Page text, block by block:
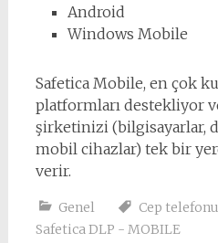
Android
Windows Mobile
Safetica Mobile, en çok
platformları destekliyor
şirketinizi (bilgisayarlar,
mobil cihazlar) tek bir
verir.
Genel Cep
Safetica DLP - MOBILE